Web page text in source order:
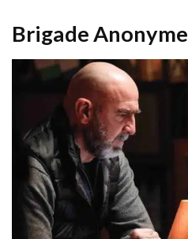
Brigade Anonyme